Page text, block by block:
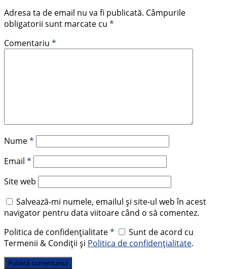
Adresa ta de email nu va fi publicată. Câmpurile
obligatorii sunt marcate cu *
Comentariu *
Nume*
Email *
Site web
Salvează-mi numele, emailul și site-ul web în acest
navigator pentru data viitoare când o să comentez.
Politica de confidențialitate*
Sunt de acord cu
Termenii & Condiții și Politica de confidențialitate.